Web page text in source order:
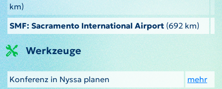
km)
SMF: Sacramento International Airport (692 km)
Werkzeuge
Konferenz in Nyssa planen
mehr